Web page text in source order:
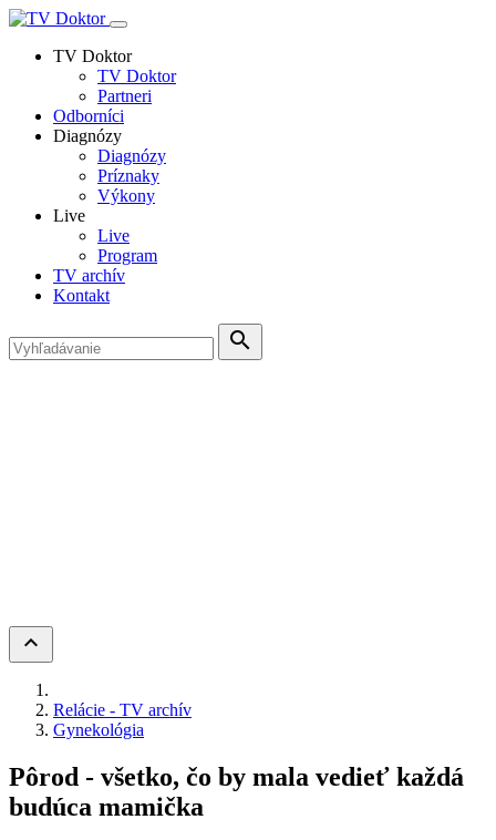
TV Doktor
TV Doktor
Partneri
Odborníci
Diagnózy
Diagnózy
Príznaky
Výkony
Live
Live
Program
TV archív
Kontakt
search
keyboard_arrow_up
Relácie - TV archív
Gynekológia
Pôrod - všetko, čo by mala vedieť každá
budúca mamička